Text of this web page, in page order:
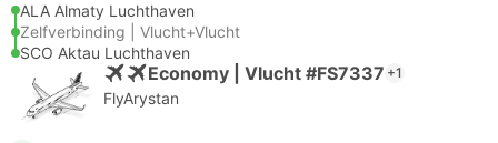
ALA Almaty Luchthaven
Zelfverbinding | Vlucht+Vlucht
SCO Aktau Luchthaven
Economy | Vlucht #FS7337 +1
FlyArystan